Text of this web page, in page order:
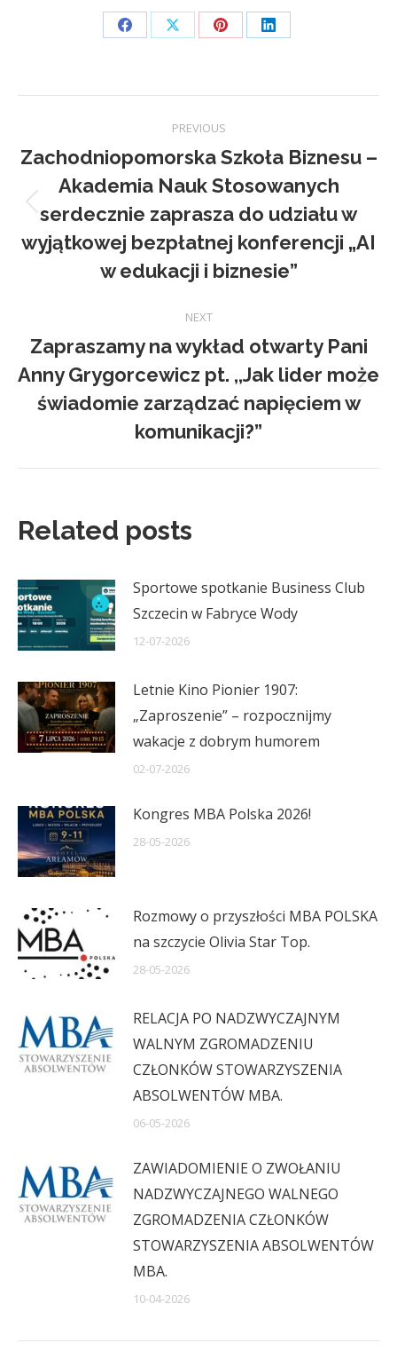
Share
Facebook
Share
X
Share
Pinterest
Share
LinkedIn
navigation
PREVIOUS
Previous
post:
Zachodniopomorska Szkoła Biznesu –
Akademia Nauk Stosowanych
serdecznie zaprasza do udziału w
wyjątkowej bezpłatnej konferencji „AI
w edukacji i biznesie”
NEXT
Next
post:
Zapraszamy na wykład otwarty Pani
Anny Grygorcewicz pt. ,,Jak lider może
świadomie zarządzać napięciem w
komunikacji?”
Related posts
Sportowe spotkanie Business Club
Szczecin w Fabryce Wody
12-07-2026
Letnie Kino Pionier 1907:
„Zaproszenie” – rozpocznijmy
wakacje z dobrym humorem
02-07-2026
Kongres MBA Polska 2026!
28-05-2026
Rozmowy o przyszłości MBA POLSKA
na szczycie Olivia Star Top.
28-05-2026
RELACJA PO NADZWYCZAJNYM
WALNYM ZGROMADZENIU
CZŁONKÓW STOWARZYSZENIA
ABSOLWENTÓW MBA.
06-05-2026
ZAWIADOMIENIE O ZWOŁANIU
NADZWYCZAJNEGO WALNEGO
ZGROMADZENIA CZŁONKÓW
STOWARZYSZENIA ABSOLWENTÓW
MBA.
10-04-2026